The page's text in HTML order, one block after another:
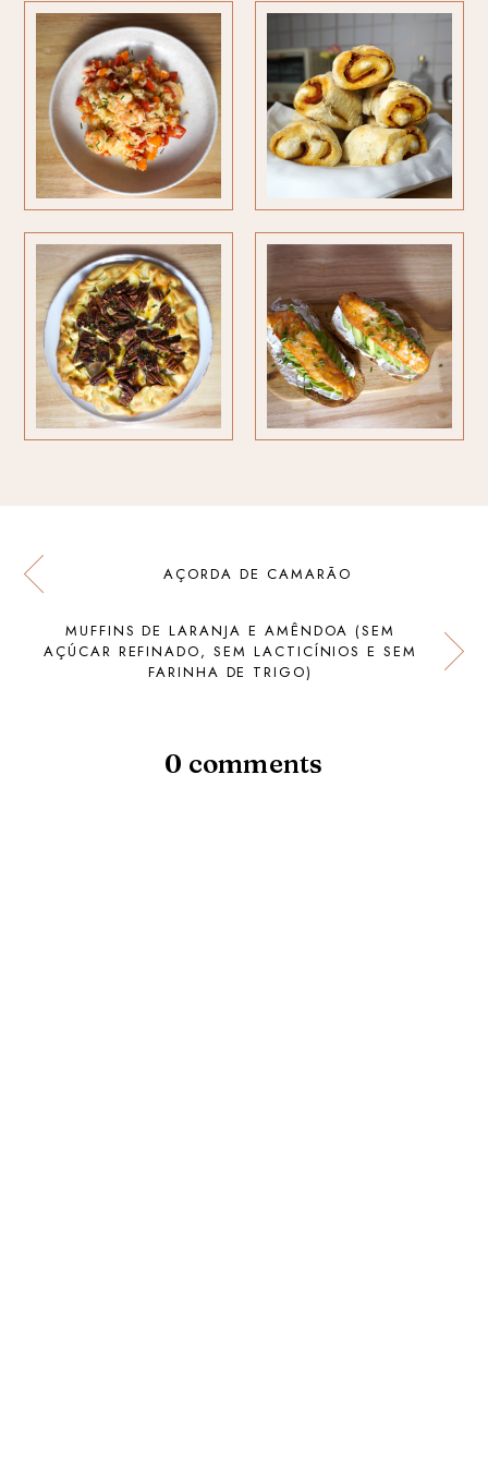
AÇORDA DE CAMARÃO
MUFFINS DE LARANJA E AMÊNDOA (SEM
AÇÚCAR REFINADO, SEM LACTICÍNIOS E SEM
FARINHA DE TRIGO)
0 comments